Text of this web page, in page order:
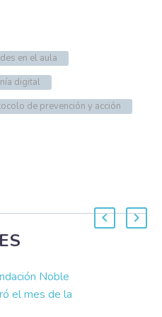
en el aula
digital
de prevención y acción
Noble
el mes de la